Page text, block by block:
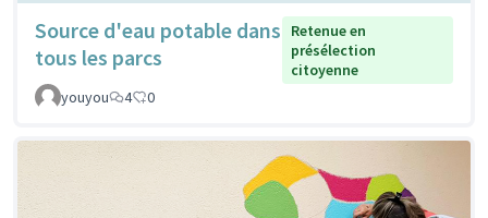
Source d'eau potable dans
tous les parcs
Retenue en
présélection
citoyenne
youyou
4 0